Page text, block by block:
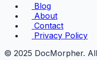
Blog
About
Contact
Privacy Policy
© 2025 DocMorpher.